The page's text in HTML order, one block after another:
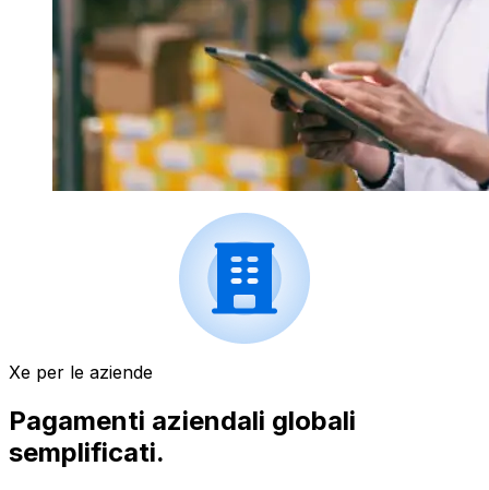
Xe per le aziende
Pagamenti aziendali globali
semplificati.